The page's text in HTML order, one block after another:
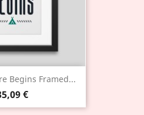
Begins Framed...
€